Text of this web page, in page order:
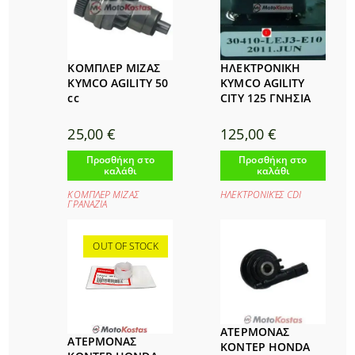
ΚΟΜΠΛΕΡ ΜΙΖΑΣ
KYMCO AGILITY 50
cc
25,00€
Προσθήκη στο
καλάθι
ΚΟΜΠΛΕΡ ΜΙΖΑΣ
ΓΡΑΝΑΖΙΑ
ΗΛΕΚΤΡΟΝΙΚΗ
KYMCO AGILITY
CITY 125 ΓΝΗΣΙΑ
125,00 €
Προσθήκη στο
καλάθι
ΗΛΕΚΤΡΟΝΙΚΈΣ CDI
OUT OF STOCK
ΑΤΕΡΜΟΝΑΣ
ΑΤΕΡΜΟΝΑΣ
ΚΟΝΤΕΡ HONDA